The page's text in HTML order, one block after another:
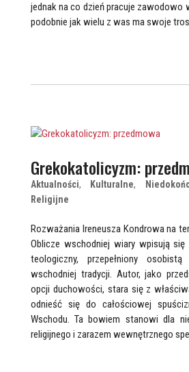
jednak na co dzień pracuje zawodowo
podobnie jak wielu z was ma swoje
Grekokatolicyzm:
Aktualności, Kulturalne,
Religijne
Rozważania Ireneusza Kondrowa na
Oblicze wschodniej wiary wpisują
teologiczny, przepełniony
wschodniej tradycji. Autor, jako
opcji duchowości, stara się z
odnieść się do całościowej
Wschodu. Ta bowiem stanowi dla
religijnego i zarazem wewnętrznego